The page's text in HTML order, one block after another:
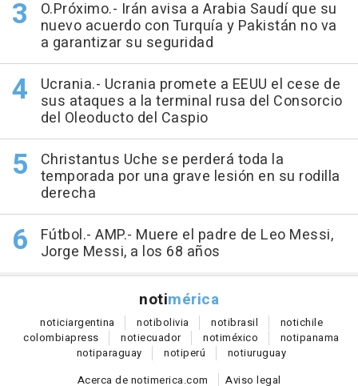
O.Próximo.- Irán avisa a Arabia Saudí que su
nuevo acuerdo con Turquía y Pakistán no va
a garantizar su seguridad
Ucrania.- Ucrania promete a EEUU el cese de
sus ataques a la terminal rusa del Consorcio
del Oleoducto del Caspio
Christantus Uche se perderá toda la
temporada por una grave lesión en su rodilla
derecha
Fútbol.- AMP.- Muere el padre de Leo Messi,
Jorge Messi, a los 68 años
notimérica
noticiargentina notibolivia notibrasil notichile
colombiapress notiecuador notiméxico notipanama
notiparaguay notiperú notiuruguay
Acerca de notimerica.com
Aviso legal